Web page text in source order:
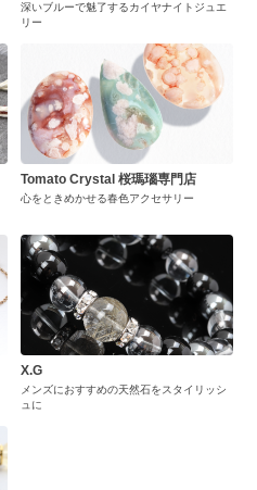
深いブルーで魅了するカイヤナイトジュエ
リー
Tomato Crystal 桜瑪瑙専門店
心をときめかせる春色アクセサリー
X.G
メンズにおすすめの天然石をスタイリッシ
ュに